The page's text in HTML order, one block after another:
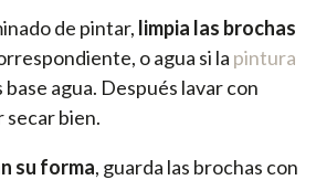
de pintar, limpia las brochas
o agua si la pintura
agua. Después lavar con
secar bien.
su forma, guarda las brochas con